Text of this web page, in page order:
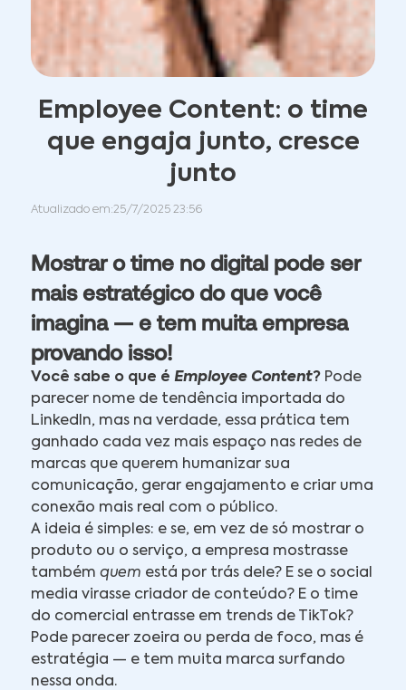
Employee Content: o time
que engaja junto, cresce
junto
Atualizado em:25/7/2025 23:56
Mostrar o time no digital pode ser
mais estratégico do que você
imagina — e tem muita empresa
provando isso!
Você sabe o que éEmployee Content? Pode
parecer nome de tendência importada do
LinkedIn, mas na verdade, essa prática tem
ganhado cada vez mais espaço nas redes de
marcas que querem humanizar sua
comunicação, gerar engajamento e criar uma
conexão mais real com o público.
A ideia é simples: e se, em vez de só mostrar o
produto ou o serviço, a empresa mostrasse
tambémquem está por trás dele? E se o social
media virasse criador de conteúdo? E o time
do comercial entrasse em trends de TikTok?
Pode parecer zoeira ou perda de foco, mas é
estratégia — e tem muita marca surfando
nessa onda.